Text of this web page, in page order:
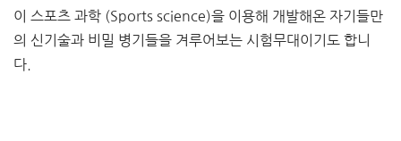
이 스포츠 과학 (Sports science)을 이용해 개발해온 자기들만
의 신기술과 비밀 병기들을 겨루어보는 시험무대이기도 합니
다.